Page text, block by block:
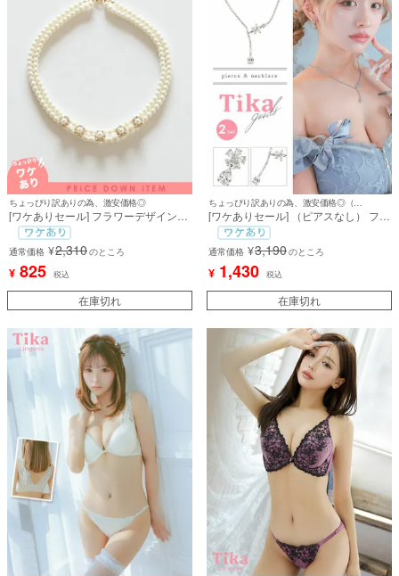
ちょっぴり訳ありの為、激安価格◎
[ワケありセール] フラワーデザインパ
ールショートネックレス (ホワイト)
[Retica/レティカ]
通常価格 ¥2,310のところ
¥ 825 税込
在庫切れ
[ワケありセール] （ピアスなし） フラ
ワーモチーフ マーキスカット キラキ
ラビジュー アクセサリー [ネックレス]
通常価格 ¥3,190のところ
¥ 1,430 税込
在庫切れ